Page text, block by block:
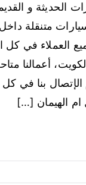
الحديثة و
متنقلة
العملاء في كل
بنا في
الهيمان […]